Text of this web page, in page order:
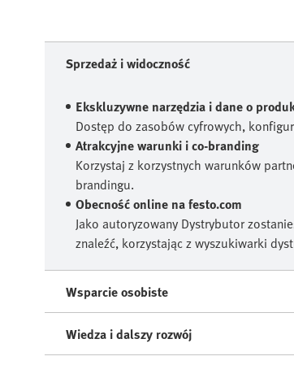
Sprzedaż i widoczność
Ekskluzywne narzędzia i dane o
Dostęp do zasobów cyfrowych,
Atrakcyjne warunki i co-branding
Korzystaj z korzystnych warunków
brandingu.
Obecność online na festo.com
Jako autoryzowany Dystrybutor
znaleźć, korzystając z wyszukiwarki
Wsparcie osobiste
Wiedza i dalszy rozwój